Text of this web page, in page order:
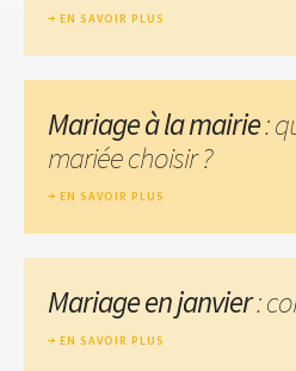
EN SAVOIR PLUS
Mariage à la mairie:
mariée choisir ?
EN SAVOIR PLUS
Mariage en janvier:
EN SAVOIR PLUS